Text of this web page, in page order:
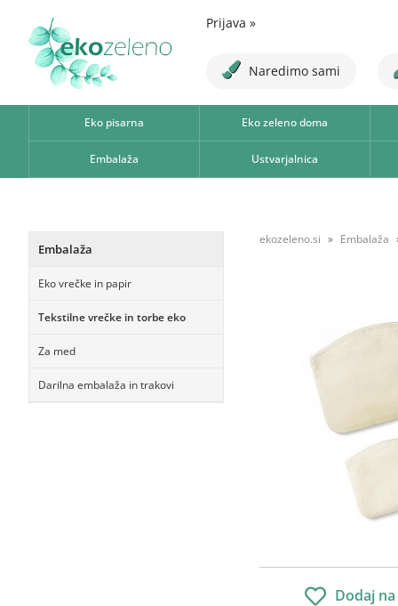
Prijava »
Naredimo sami
Eko pisarna Eko zeleno doma
Embalaža Ustvarjalnica
Embalaža
Eko vrečke in papir
Tekstilne vrečke in torbe eko
Za med
Darilna embalaža in trakovi
ekozeleno.si Embalaža
Dodaj